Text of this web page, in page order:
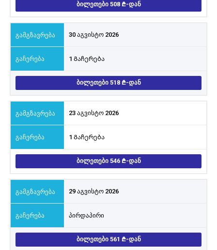
ᲑᲘᲚᲔᲗᲔᲑᲘ 508 -ᲓᲐᲜ
30 აგვისტო 2026
1 Გაჩერება
ᲑᲘᲚᲔᲗᲔᲑᲘ 518 -ᲓᲐᲜ
23 აგვისტო 2026
1 Გაჩერება
ᲑᲘᲚᲔᲗᲔᲑᲘ 546 -ᲓᲐᲜ
29 აგვისტო 2026
პირდაპირი
ᲑᲘᲚᲔᲗᲔᲑᲘ 561 -ᲓᲐᲜ